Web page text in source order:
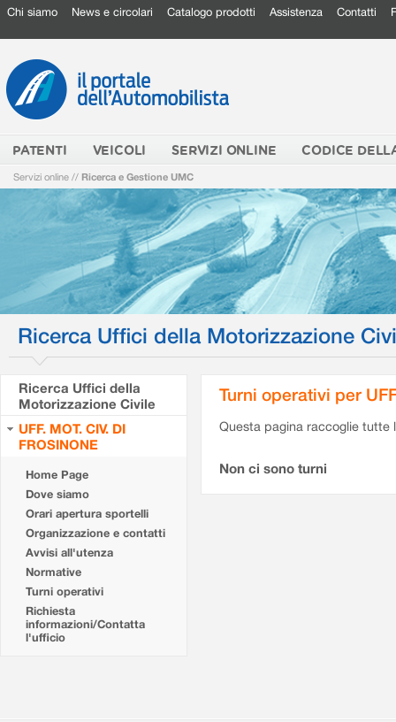
Chi siamo News e circolari Catalogo prodotti Assistenza Contatti
PATENTI VEICOLI SERVIZI ONLINE CODICE
Servizi online // Ricerca e Gestione UMC
Ricerca Uffici della Motorizzazione
Ricerca Uffici della
Motorizzazione Civile
UFF. MOT. CIV. DI
FROSINONE
Home Page
Dove siamo
Orari apertura sportelli
Organizzazione e contatti
Avvisi all'utenza
Normative
Turni operativi
Richiesta
informazioni/Contatta
l'ufficio
Turni operativi per
Questa pagina raccoglie tutte
Non ci sono turni